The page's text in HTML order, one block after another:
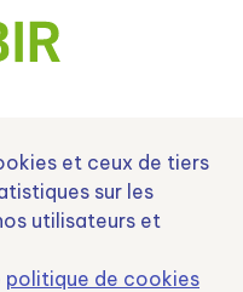
por el CDTI.et ceux de tiers
sur les
utilisateurs et
politique de cookies